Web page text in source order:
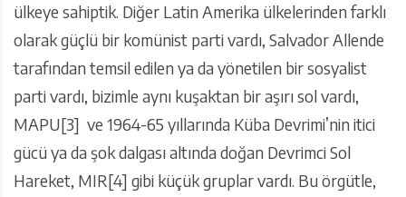
ülkeye sahiptik. Diğer Latin Amerika ülkelerinden farklı
olarak güçlü bir komünist parti vardı, Salvador Allende
tarafından temsil edilen ya da yönetilen bir sosyalist
parti vardı, bizimle aynı kuşaktan bir aşırı sol vardı,
MAPU[3] ve 1964-65 yıllarında Küba Devrimi’nin itici
gücü ya da şok dalgası altında doğan Devrimci Sol
Hareket, MIR[4] gibi küçük gruplar vardı. Bu örgütle,